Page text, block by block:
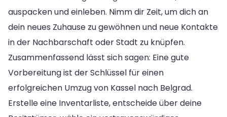
auspacken und einleben. Nimm dir Zeit, um dich an
dein neues Zuhause zu gewöhnen und neue Kontakte
in der Nachbarschaft oder Stadt zu knüpfen.
Zusammenfassend lässt sich sagen: Eine gute
Vorbereitung ist der Schlüssel für einen
erfolgreichen Umzug von Kassel nach Belgrad.
Erstelle eine Inventarliste, entscheide über deine